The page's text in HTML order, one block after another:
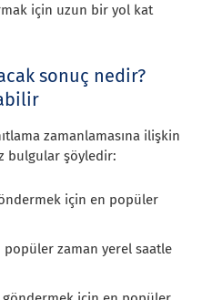
için uzun bir yol kat
sonuç nedir?
zamanlamasına ilişkin
bulgular şöyledir:
için en popüler
zaman yerel saatle